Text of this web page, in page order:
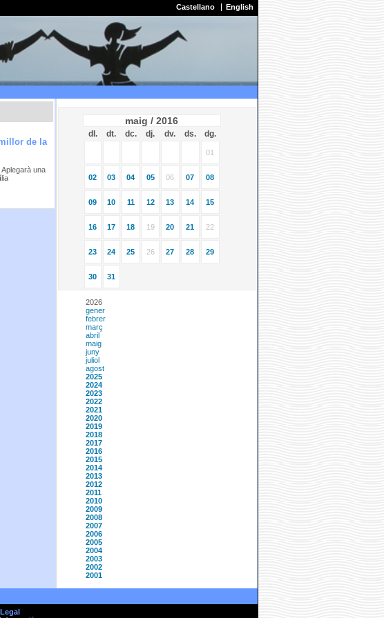
Castellano English
de la
una
maig / 2016
dl. dt. dc. dj. dv. ds. dg.
01
02 03 04 05 06 07 08
09 10 11 12 13 14 15
16 17 18 19 20 21 22
23 24 25 26 27 28 29
30 31
2026
gener
febrer
març
abril
maig
juny
juliol
agost
2025
2024
2023
2022
2021
2020
2019
2018
2017
2016
2015
2014
2013
2012
2011
2010
2009
2008
2007
2006
2005
2004
2003
2002
2001